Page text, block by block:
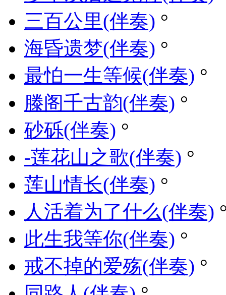
三百公里(伴奏) °
海昏遗梦(伴奏) °
最怕一生等候(伴奏) °
滕阁千古韵(伴奏) °
砂砾(伴奏) °
-莲花山之歌(伴奏) °
莲山情长(伴奏) °
人活着为了什么(伴奏)
此生我等你(伴奏) °
戒不掉的爱殇(伴奏) °